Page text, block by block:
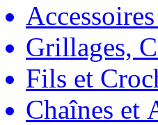
Grillages,
Fils et
Chaînes et